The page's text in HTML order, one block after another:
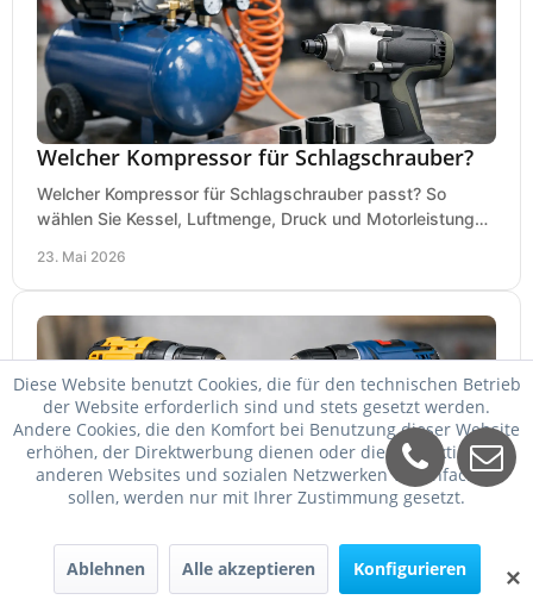
Welcher Kompressor für Schlagschrauber?
Welcher Kompressor für Schlagschrauber passt? So
wählen Sie Kessel, Luftmenge, Druck und Motorleistung
23. Mai 2026
DeWalt oder Bosch Professional?
DeWalt oder Bosch Professional? Der Vergleich zeigt,
✕
Diese Website benutzt Cookies, die für den technischen Betrieb
der Website erforderlich sind und stets gesetzt werden.
Andere Cookies, die den Komfort bei Benutzung dieser Website
erhöhen, der Direktwerbung dienen oder die Interaktion mit
anderen Websites und sozialen Netzwerken vereinfachen
sollen, werden nur mit Ihrer Zustimmung gesetzt.
Ablehnen Alle akzeptieren Konfigurieren